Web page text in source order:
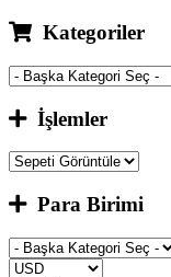
Kategoriler
İşlemler
Para Birimi